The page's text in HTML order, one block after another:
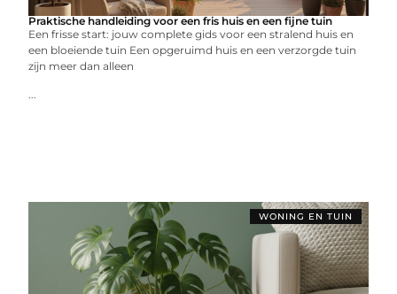
Praktische handleiding voor een fris huis en een fijne tuin
Een frisse start: jouw complete gids voor een stralend huis en
een bloeiende tuin Een opgeruimd huis en een verzorgde tuin
zijn meer dan alleen
...
WONING EN TUIN